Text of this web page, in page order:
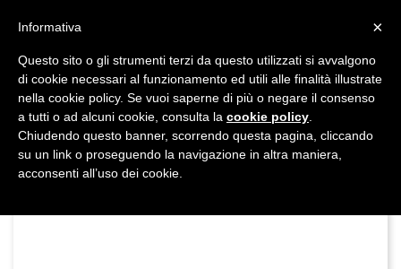
 shopping_cart
DAL 1977

MADE IN ITALY E UE
×
Informativa
Questo sito o gli strumenti terzi da questo utilizzati si avvalgono
di cookie necessari al funzionamento ed utili alle finalità illustrate
nella cookie policy. Se vuoi saperne di più o negare il consenso
a tutti o ad alcuni cookie, consulta la cookie policy
Chiudendo questo banner, scorrendo questa pagina, cliccando
su un link o proseguendo la navigazione in altra maniera,
acconsenti all’uso dei cookie.